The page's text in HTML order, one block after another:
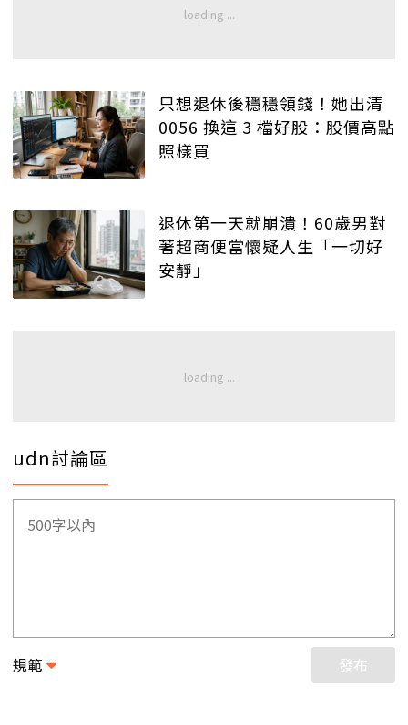
只想退休後穩穩領錢！她出清
0056 換這 3 檔好股：股價高點
照樣買
退休第一天就崩潰！60歲男對
著超商便當懷疑人生「一切好
安靜」
udn討論區
規範 發布